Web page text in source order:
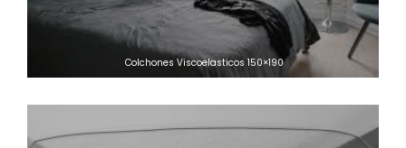
Colchones Viscoelasticos 150×190